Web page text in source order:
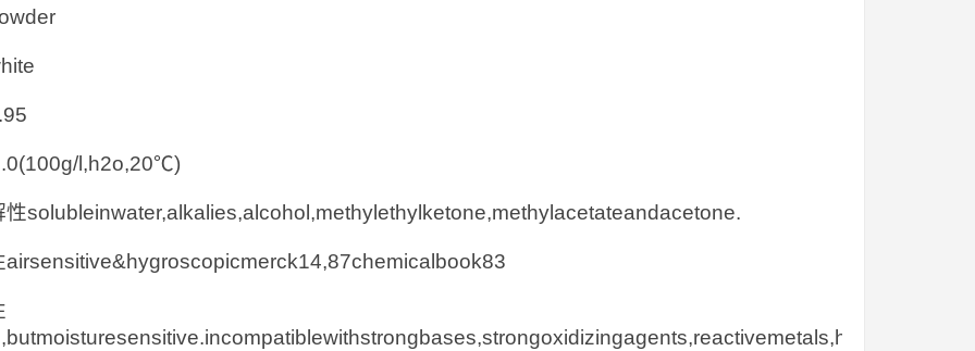
l,h2o,20℃)
性solubleinwater,alkalies,alcohol,methylethylketone,methylacetateandacetone.
airsensitive&hygroscopicmerck14,87chemicalbook83